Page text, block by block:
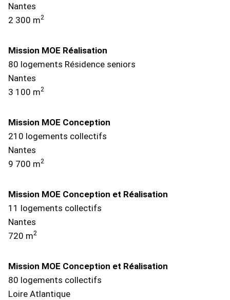
Nantes
2 300 m2
Mission MOE Réalisation
80 logements Résidence seniors
Nantes
3 100 m2
Mission MOE Conception
210 logements collectifs
Nantes
9 700 m2
Mission MOE Conception et Réalisation
11 logements collectifs
Nantes
720 m2
Mission MOE Conception et Réalisation
80 logements collectifs
Loire Atlantique